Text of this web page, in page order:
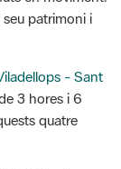
- Sant
3 hores i 6
quatre
5,26 km i una
amb inici al
pels forns de